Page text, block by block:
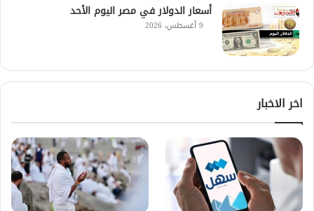
أسعار الدولار في مصر اليوم الأحد
9 أغسطس، 2026
اخر الاخبار